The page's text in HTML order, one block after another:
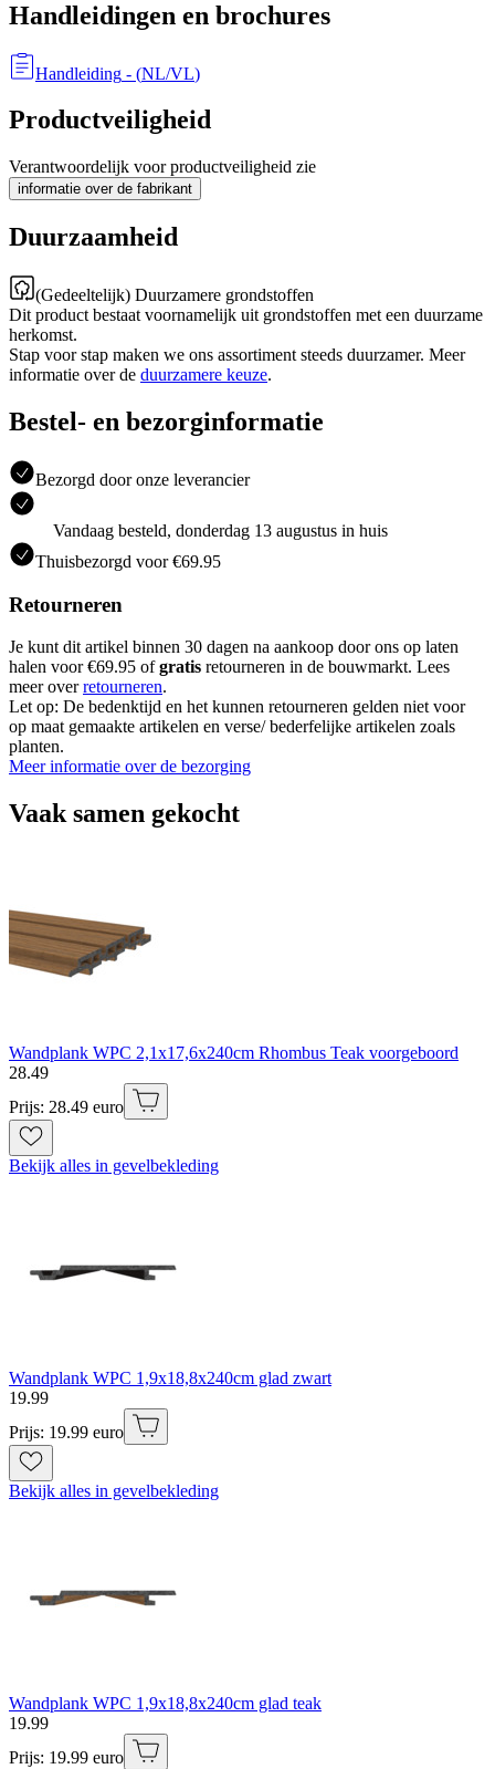
Handleidingen en brochures
Handleiding - (NL/VL)
Productveiligheid
Verantwoordelijk voor productveiligheid zie
informatie over de fabrikant
Duurzaamheid
(Gedeeltelijk) Duurzamere grondstoffen
Dit product bestaat voornamelijk uit grondstoffen met een duurzame
herkomst.
Stap voor stap maken we ons assortiment steeds duurzamer. Meer
informatie over de duurzamere keuze.
Bestel- en bezorginformatie
Bezorgd door onze leverancier
Vandaag besteld, donderdag 13 augustus in huis
Thuisbezorgd voor €69.95
Retourneren
Je kunt dit artikel binnen 30 dagen na aankoop door ons op laten
halen voor €69.95 ofgratis retourneren in de bouwmarkt. Lees
meer overretourneren.
Let op: De bedenktijd en het kunnen retourneren gelden niet voor
op maat gemaakte artikelen en verse/ bederfelijke artikelen zoals
planten.
Meer informatie over de bezorging
Vaak samen gekocht
Wandplank WPC 2,1x17,6x240cm Rhombus Teak voorgeboord
28.49
Prijs: 28.49 euro
Bekijk alles in gevelbekleding
Wandplank WPC 1,9x18,8x240cm glad zwart
19.99
Prijs: 19.99 euro
Bekijk alles in gevelbekleding
Wandplank WPC 1,9x18,8x240cm glad teak
19.99
Prijs: 19.99 euro